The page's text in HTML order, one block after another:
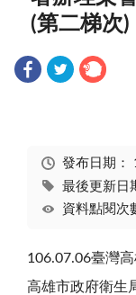
(第二梯次)
發布日期：
最後更新日
資料點閱次
106.07.06臺灣
高雄市政府衛生